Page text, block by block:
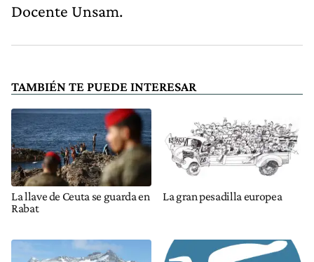
Docente Unsam.
TAMBIÉN TE PUEDE INTERESAR
La llave de Ceuta se guarda en
Rabat
La gran pesadilla europea